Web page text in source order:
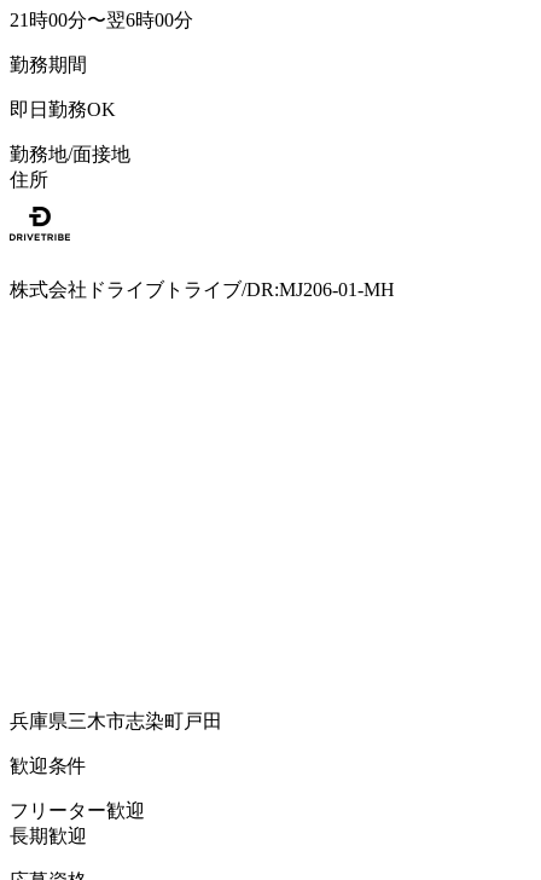
21時00分〜翌6時00分
勤務期間
即日勤務OK
勤務地/面接地
住所
株式会社ドライブトライブ/DR:MJ206-01-MH
兵庫県三木市志染町戸田
歓迎条件
フリーター歓迎
長期歓迎